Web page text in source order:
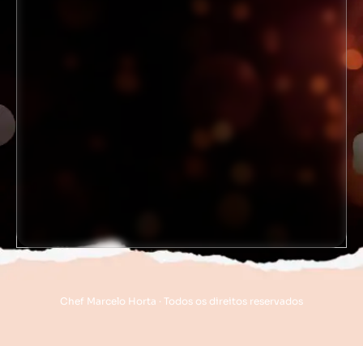
Chef Marcelo Horta · Todos os direitos reservados